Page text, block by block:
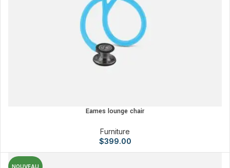
Eames lounge chair
Furniture
$399.00
NOUVEAU